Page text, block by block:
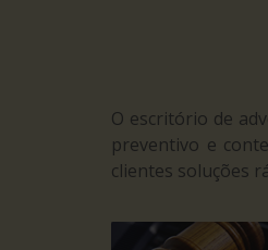
O escritório de
preventivo e
clientes soluções